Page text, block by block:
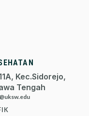
Kec.Sidorejo,
Tengah